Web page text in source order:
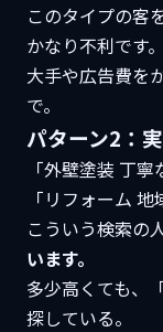
このタイプの客
かなり不利です。
大手や広告費を
で。
パターン2：
「外壁塗装 丁寧
「リフォーム 地
こういう検索の
います。
多少高くても、
探している。